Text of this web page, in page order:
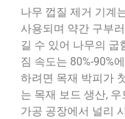
나무 껍질 제거 기계
사용되며 약간 구부
길 수 있어 나무의 굽
짐 속도는 80%-90%
하려면 목재 박피가
는 목재 보드 생산,
가공 공장에서 널리